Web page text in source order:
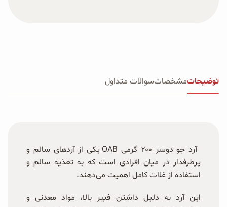
توضیحاتمشخصاتسوالات متداول
آرد جو دوسر ۲۰۰ گرمی OAB یکی از آردهای سالم و
پرطرفدار در میان افرادی است که به تغذیه سالم و
استفاده از غلات کامل اهمیت می‌دهند.
این آرد به دلیل داشتن فیبر بالا، مواد معدنی و